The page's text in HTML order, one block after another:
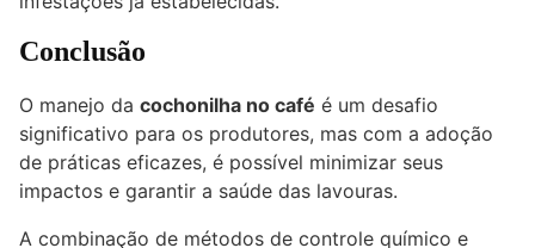
Conclusão
O manejo da cochonilha no café é um desafio
significativo para os produtores, mas com a adoção
de práticas eficazes, é possível minimizar seus
impactos e garantir a saúde das lavouras.
A combinação de métodos de controle químico e